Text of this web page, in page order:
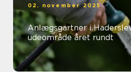
02. november 2025
Anlægsgartner i
udeområde året rundt